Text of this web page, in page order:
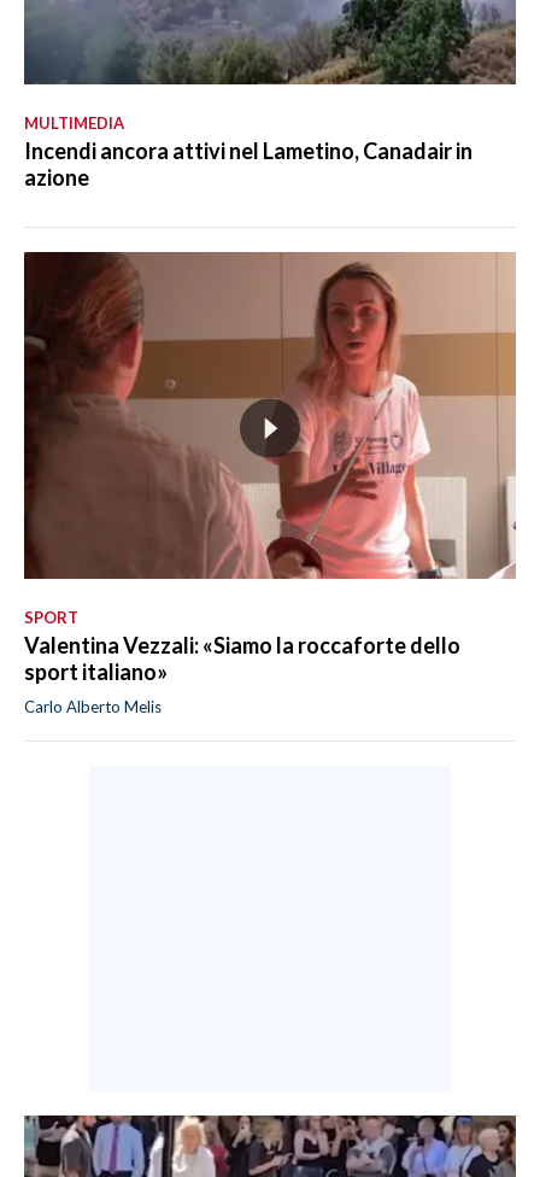
MULTIMEDIA
Incendi ancora attivi nel Lametino, Canadair in
azione
SPORT
Valentina Vezzali: «Siamo la roccaforte dello
sport italiano»
Carlo Alberto Melis